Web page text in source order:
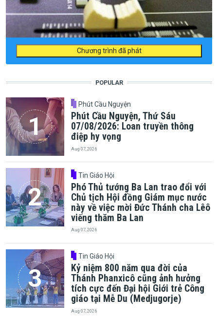
Chương trình đã phát
POPULAR
Phút Cầu Nguyện
Phút Cầu Nguyện, Thứ Sáu
07/08/2026: Loan truyền thông
điệp hy vọng
Aug 07, 2026
Tin Giáo Hội
Phó Thủ tướng Ba Lan trao đổi với
Chủ tịch Hội đồng Giám mục nước
này về việc mời Đức Thánh cha Lêô
viếng thăm Ba Lan
Aug 07, 2026
Tin Giáo Hội
Kỷ niệm 800 năm qua đời của
Thánh Phanxicô cũng ảnh hưởng
tích cực đến Đại hội Giới trẻ Công
giáo tại Mễ Du (Medjugorje)
Aug 07, 2026